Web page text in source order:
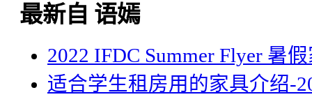
最新自 语嫣
2022 IFDC Summer Flyer 暑
适合学生租房用的家具介绍-